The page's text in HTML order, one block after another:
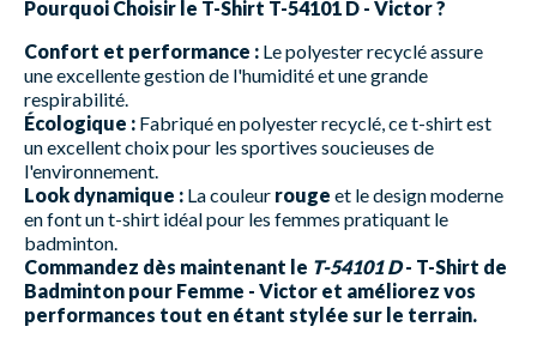
Pourquoi Choisir le T-Shirt T-54101 D - Victor ?
Confort et performance : Le polyester recyclé assure
une excellente gestion de l'humidité et une grande
respirabilité.
Écologique : Fabriqué en polyester recyclé, ce t-shirt est
un excellent choix pour les sportives soucieuses de
l'environnement.
Look dynamique : La couleur rouge et le design moderne
en font un t-shirt idéal pour les femmes pratiquant le
badminton.
Commandez dès maintenant le T-54101 D- T-Shirt de
Badminton pour Femme - Victor et améliorez vos
performances tout en étant stylée sur le terrain.